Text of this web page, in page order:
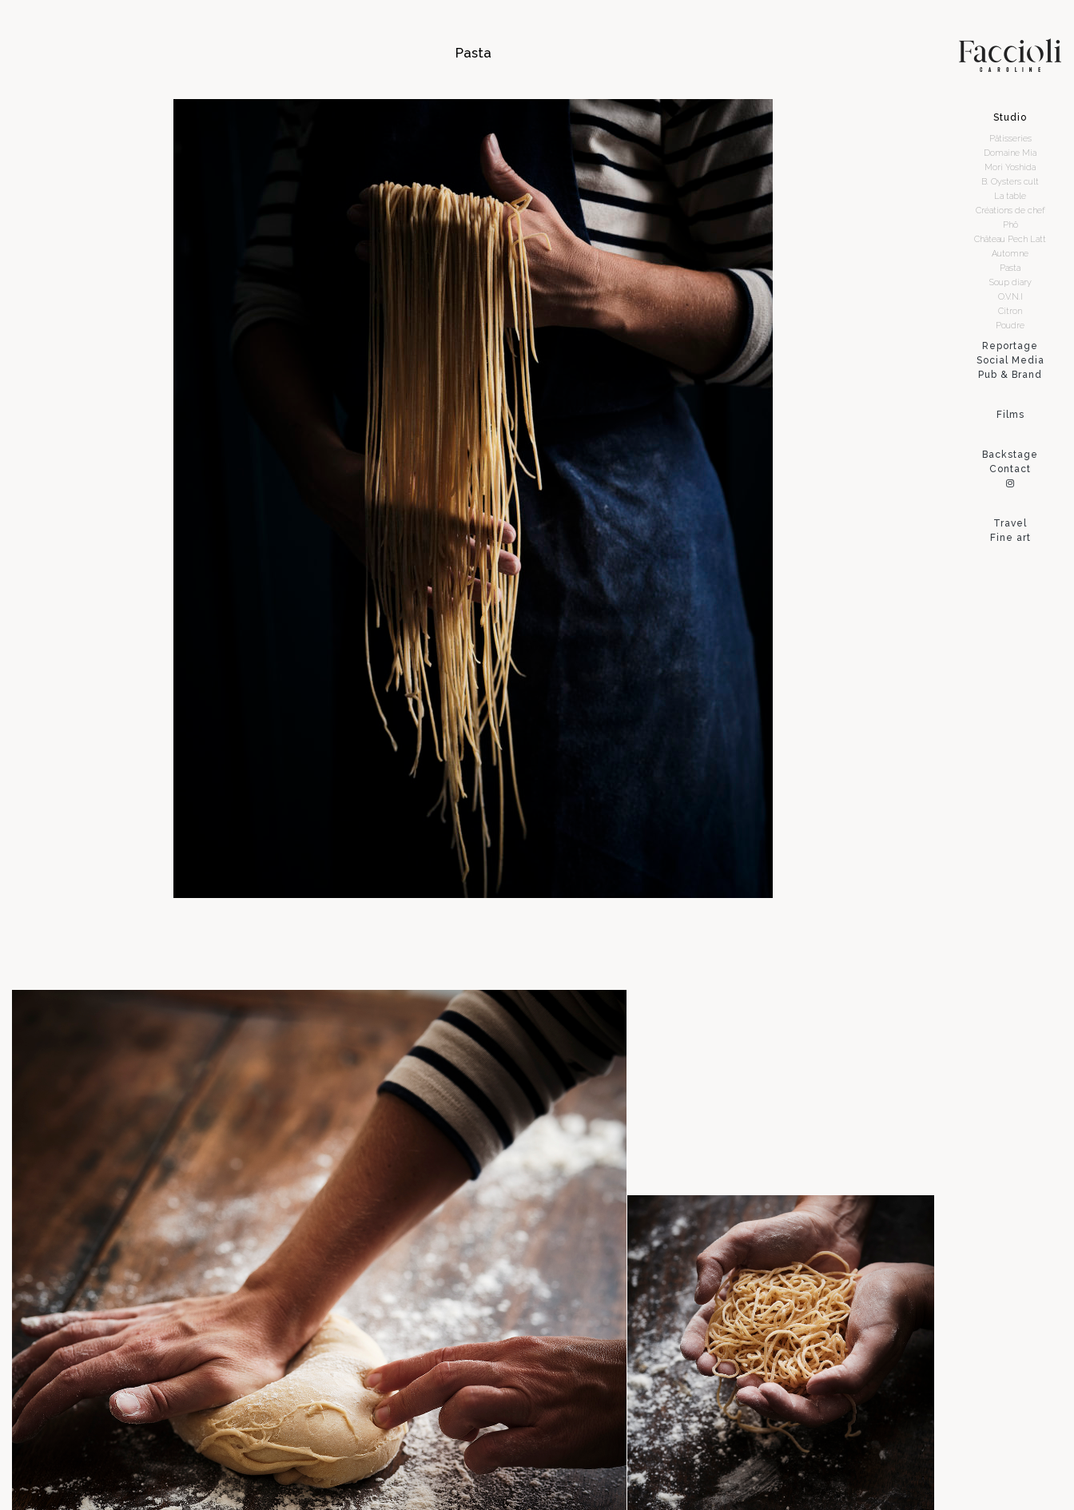
Studio
Pâtisseries
Domaine Mia
Mori Yoshida
B. Oysters cult
La table
Créations de chef
Phô
Château Pech Latt
Automne
Pasta
Soup diary
O.V.N.I
Citron
Poudre
Reportage
Social Media
Pub & Brand
Films
Backstage
Contact
Travel
Fine art
Pasta